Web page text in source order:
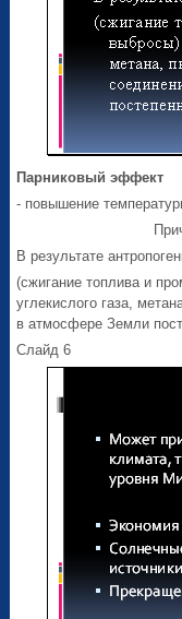
Парниковый эффект
- повышение
В результате
(сжигание топлива и
углекислого газа,
в атмосфере Земли
Слайд 6